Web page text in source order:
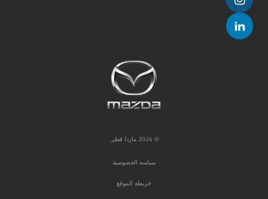
© 2026 مازدا قطر.
سياسة الخصوصية
خريطة الموقع